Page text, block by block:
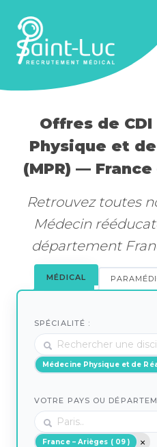
Offres de
Physique et
(MPR) —
Retrouvez toutes
Médecin
département
MÉDICAL
SPÉCIALITÉ :
Médecine Physique et de
VOTRE PAYS OU
France – Arièges ( 09 )